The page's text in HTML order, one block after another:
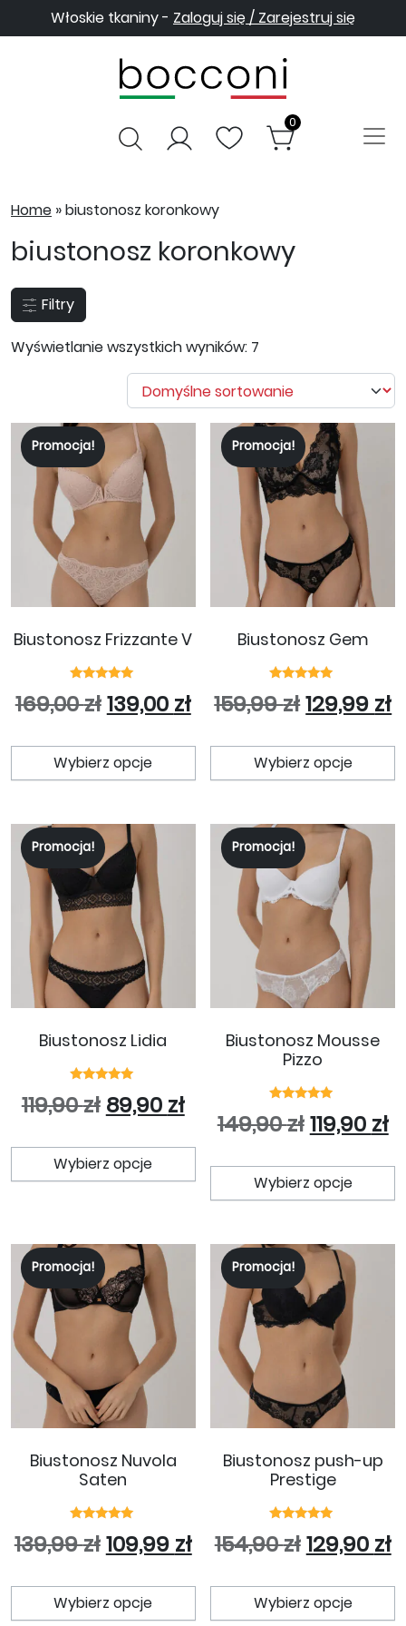
Włoskie tkaniny - Zaloguj się / Zarejestruj się
0
Home »biustonosz koronkowy
biustonosz koronkowy
Filtry
Wyświetlanie wszystkich wyników: 7
Promocja!
Biustonosz Frizzante V
5.00
na 5
169,00złPierwotna cena wynosiła:
139,00 złAktualna cena
Wybierz opcje
Ten produkt ma wiele
Promocja!
Biustonosz Gem
5.00
na 5
159,99zł129,99 zł
Wybierz opcje
Promocja!
Biustonosz Lidia
5.00
na 5
119,90zł Pierwotna cena wynosiła:
89,90 złAktualna cena
Wybierz opcje
Ten produkt ma wiele
Promocja!
Biustonosz Mousse
Pizzo
5.00
na 5
149,90zł119,90 zł
Wybierz opcje
Promocja!
Biustonosz Nuvola
Saten
5.00
na 5
139,99złPierwotna cena wynosiła:
109,99 złAktualna cena
Wybierz opcje
Ten produkt ma wiele
Promocja!
Biustonosz push-up
Prestige
5.00
na 5
154,90zł129,90 zł
Wybierz opcje